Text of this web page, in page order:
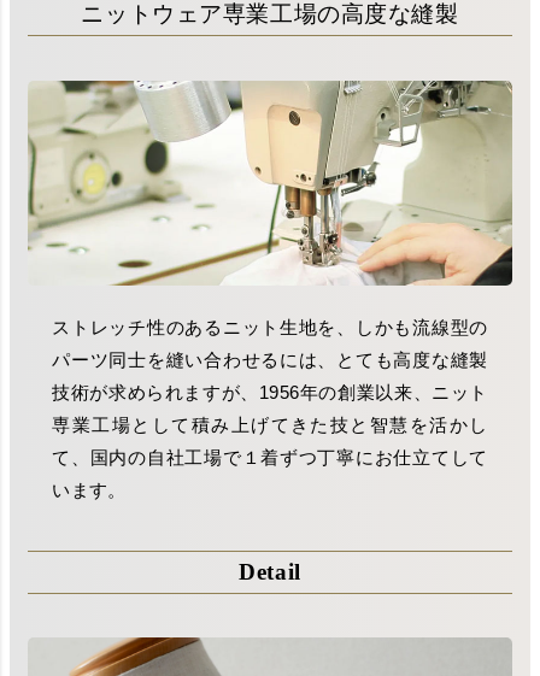
ニットウェア専業工場の高度な縫製
ストレッチ性のあるニット生地を、しかも流線型の
パーツ同士を縫い合わせるには、とても高度な縫製
技術が求められますが、1956年の創業以来、ニット
専業工場として積み上げてきた技と智慧を活かし
て、国内の自社工場で１着ずつ丁寧にお仕立てして
います。
Detail